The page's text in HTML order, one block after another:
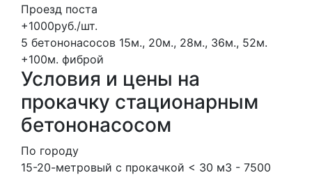
Проезд поста
+1000руб./шт.
5 бетононасосов 15м., 20м., 28м., 36м., 52м.
+100м. фиброй
Условия и цены на
прокачку стационарным
бетононасосом
По городу
15-20-метровый с прокачкой < 30 м3 - 7500